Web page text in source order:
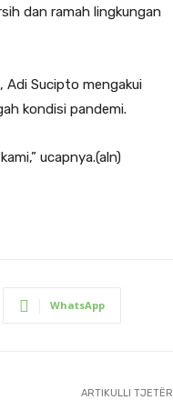
dan ramah lingkungan
Adi Sucipto mengakui
kondisi pandemi.
ucapnya.(aln)
WhatsApp
ARTIKULLI TJETËR